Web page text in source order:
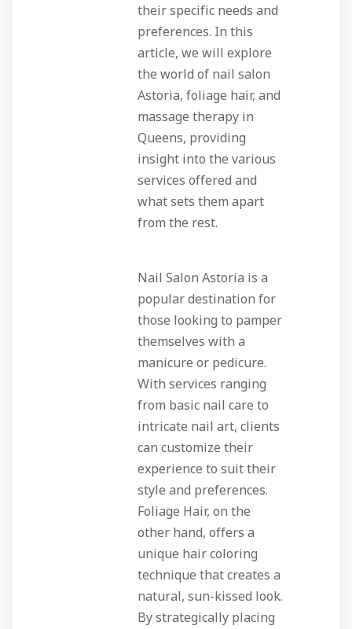
their specific needs and
preferences. In this
article, we will explore
the world of nail salon
Astoria, foliage hair, and
massage therapy in
Queens, providing
insight into the various
services offered and
what sets them apart
from the rest.
Nail Salon Astoria is a
popular destination for
those looking to pamper
themselves with a
manicure or pedicure.
With services ranging
from basic nail care to
intricate nail art, clients
can customize their
experience to suit their
style and preferences.
Foliage Hair, on the
other hand, offers a
unique hair coloring
technique that creates a
natural, sun-kissed look.
By strategically placing